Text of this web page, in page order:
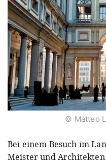
© Matteo
Bei einem Besuch im
Meister und